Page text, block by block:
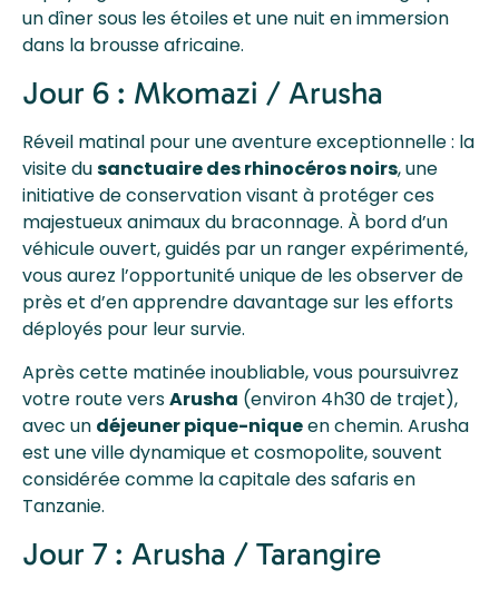
un dîner sous les étoiles et une nuit en immersion
dans la brousse africaine.
Jour 6 : Mkomazi / Arusha
Réveil matinal pour une aventure exceptionnelle : la
visite dusanctuaire des rhinocéros noirs, une
initiative de conservation visant à protéger ces
majestueux animaux du braconnage. À bord d’un
véhicule ouvert, guidés par un ranger expérimenté,
vous aurez l’opportunité unique de les observer de
près et d’en apprendre davantage sur les efforts
déployés pour leur survie.
Après cette matinée inoubliable, vous poursuivrez
votre route versArusha (environ 4h30 de trajet),
avec un déjeuner pique-niqueen chemin. Arusha
est une ville dynamique et cosmopolite, souvent
considérée comme la capitale des safaris en
Tanzanie.
Jour 7 : Arusha / Tarangire